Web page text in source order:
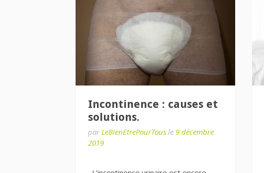
Incontinence : causes et
solutions.
par LeBienEtrePourTous le 9 décembre
2019